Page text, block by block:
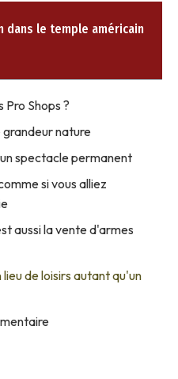
dans le temple américain
Shops ?
grandeur nature
spectacle permanent
si vous alliez
aussi la vente d'armes
lieu de loisirs autant qu'un